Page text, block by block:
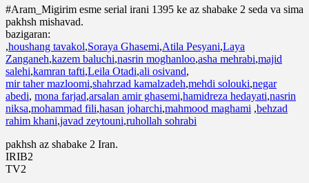
#Aram_Migirim esme serial irani 1395 ke az shabake 2 seda va sima
pakhsh mishavad.
bazigaran:
,houshang tavakol,Soraya Ghasemi,Atila Pesyani,Laya
Zanganeh,kazem baluchi,nasrin moghanloo,asha mehrabi,majid
salehi,kamran tafti,Leila Otadi,ali osivand,
mir taher mazloomi,shahrzad kamalzadeh,mehdi solouki,negar
abedi, mona farjad,arsalan amir ghasemi,hamidreza hedayati,nasrin
niksa,mohammad fili,hasan joharchi,mahmood maghami ,behzad
rahim khani,javad zeytouni,ruhollah sohrabi
pakhsh az shabake 2 Iran.
IRIB2
TV2